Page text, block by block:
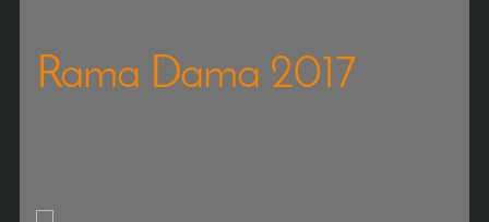
Rama Dama 2017